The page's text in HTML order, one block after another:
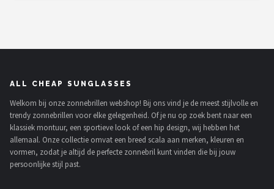
ALL CHEAP SUNGLASSES
Welkom bij onze zonnebrillen webshop! Bij ons vind je de meest stijlvolle en
trendy zonnebrillen voor elke gelegenheid. Of je nu op zoek bent naar een
klassiek montuur, een sportieve look of een hip design, wij hebben het
allemaal. Onze collectie omvat een breed scala aan merken, kleuren en
vormen, zodat je altijd de perfecte zonnebril kunt vinden die bij jouw
persoonlijke stijl past.